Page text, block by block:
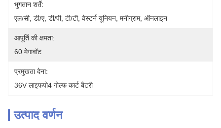
भुगतान शर्तें:
एल/सी, डी/ए, डी/पी, टी/टी, वेस्टर्न यूनियन, मनीग्राम, ऑनलाइन
आपूर्ति की क्षमता:
60 मेगावॉट
प्रमुखता देना:
36V लाइफपो4 गोल्फ कार्ट बैटरी
उत्पाद वर्णन